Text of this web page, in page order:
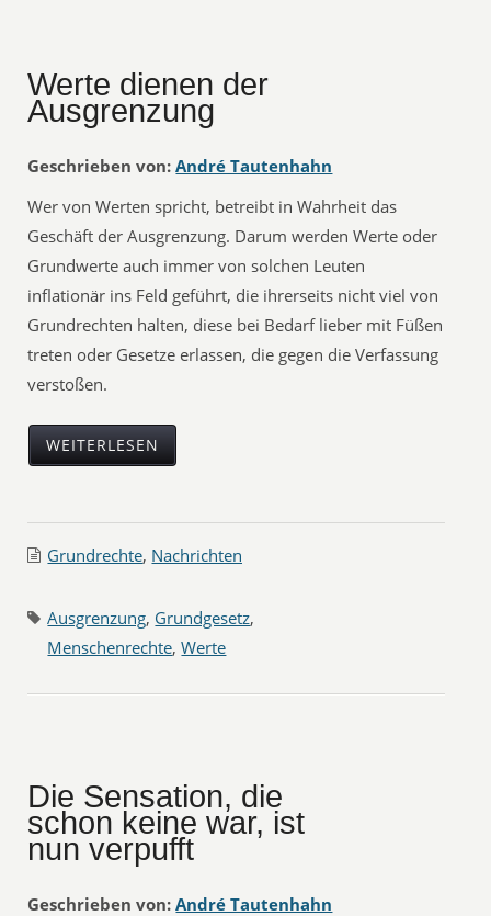
Werte dienen der
Ausgrenzung
Geschrieben von: André Tautenhahn
Wer von Werten spricht, betreibt in Wahrheit das
Geschäft der Ausgrenzung. Darum werden Werte oder
Grundwerte auch immer von solchen Leuten
inflationär ins Feld geführt, die ihrerseits nicht viel von
Grundrechten halten, diese bei Bedarf lieber mit Füßen
treten oder Gesetze erlassen, die gegen die Verfassung
verstoßen.
WEITERLESEN
Grundrechte, Nachrichten
Ausgrenzung, Grundgesetz,
Menschenrechte,Werte
Die Sensation, die
schon keine war, ist
nun verpufft
Geschrieben von: André Tautenhahn